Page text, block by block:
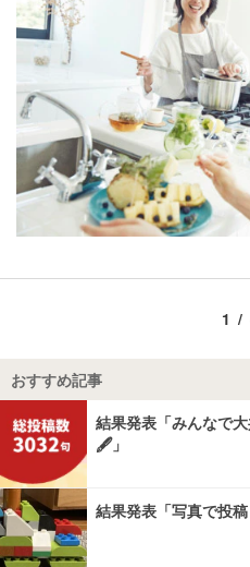
1/
おすすめ記事
結果発表「みんなで
🖋️」
結果発表「写真で投